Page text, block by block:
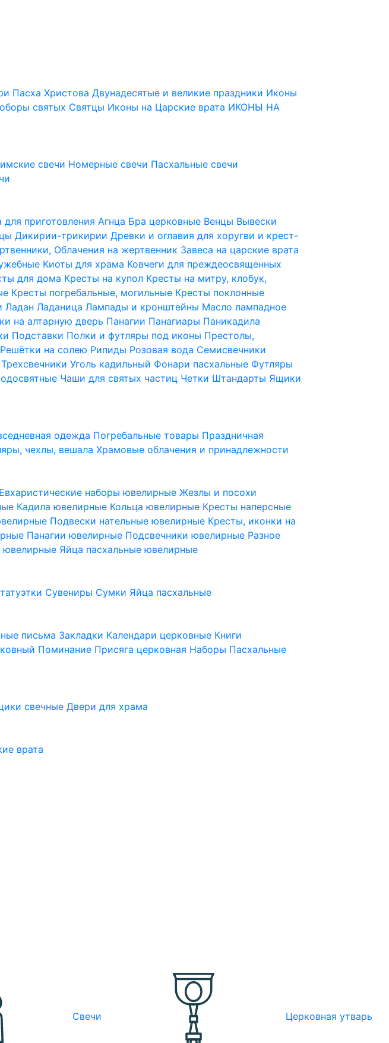
Пасха ХристоваДвунадесятые и великие праздники Иконы
святых Святцы Иконы на Царские врата ИКОНЫ НА
свечи Номерные свечи Пасхальные свечи
приготовления Агнца Бра церковные Венцы Вывески
Дикирии-трикирииДревки и оглавия для хоругви и крест-
Облачения на жертвенник Завеса на царские врата
Киоты для храма Ковчеги для преждеосвященных
для дома Кресты на купол Кресты на митру, клобук,
Кресты погребальные, могильные Кресты поклонные
ЛаданЛаданицаЛампады и кронштейны Масло лампадное
на алтарную дверь Панагии Панагиары Паникадила
Подставки Полки и футляры под иконы Престолы,
Решётки на солею Рипиды Розовая вода Семисвечники
ТрехсвечникиУголь кадильный Фонари пасхальные Футляры
Чаши для святых частиц Четки Штандарты Ящики
одежда Погребальные товары Праздничная
чехлы, вешалаХрамовые облачения и принадлежности
Евхаристические наборы ювелирныеЖезлы и посохи
Кадила ювелирные Кольца ювелирные Кресты наперсные
Подвески нательные ювелирные Кресты, иконки на
Панагии ювелирные Подсвечники ювелирные Разное
ювелирные Яйца пасхальные ювелирные
Сувениры Сумки Яйца пасхальные
письма Закладки Календари церковные Книги
Поминание Присяга церковная Наборы Пасхальные
свечныеДвери для храма
врата
Свечи Церковная утварь